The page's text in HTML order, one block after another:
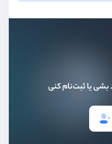
بشی یا ثبت‌نام کنی